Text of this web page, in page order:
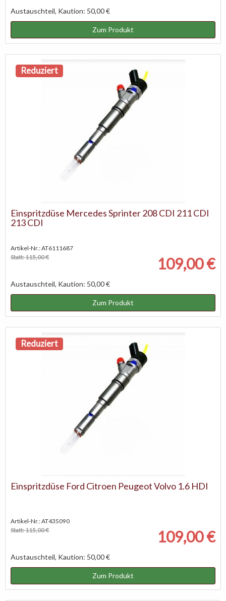
Austauschteil, Kaution: 50,00 €
Zum Produkt
Reduziert
Einspritzdüse Mercedes Sprinter 208 CDI 211 CDI
213 CDI
Artikel-Nr.: AT6111687
Statt: 115,00 €
109,00 €
Austauschteil, Kaution: 50,00 €
Zum Produkt
Reduziert
Einspritzdüse Ford Citroen Peugeot Volvo 1.6 HDI
Artikel-Nr.: AT435090
Statt: 115,00 €
109,00 €
Austauschteil, Kaution: 50,00 €
Zum Produkt